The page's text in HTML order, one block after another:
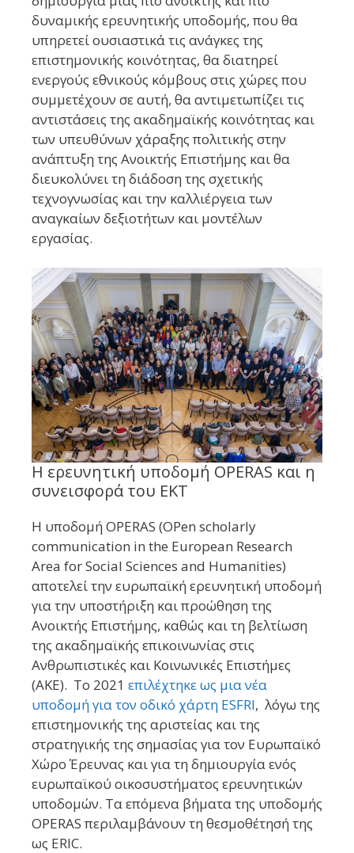
δυναμικής ερευνητικής υποδομής, που θα
υπηρετεί ουσιαστικά τις ανάγκες της
επιστημονικής κοινότητας, θα διατηρεί
ενεργούς εθνικούς κόμβους στις χώρες που
συμμετέχουν σε αυτή, θα αντιμετωπίζει τις
αντιστάσεις της ακαδημαϊκής κοινότητας και
των υπευθύνων χάραξης πολιτικής στην
ανάπτυξη της Ανοικτής Επιστήμης και θα
διευκολύνει τη διάδοση της σχετικής
τεχνογνωσίας και την καλλιέργεια των
αναγκαίων δεξιοτήτων και μοντέλων
εργασίας.
Η ερευνητική υποδομή OPERAS και η
συνεισφορά του ΕΚΤ
Η υποδομή OPERAS (OPen scholarly
communication in the European Research
Area for Social Sciences and Humanities)
αποτελεί την ευρωπαϊκή ερευνητική υποδομή
για την υποστήριξη και προώθηση της
Ανοικτής Επιστήμης, καθώς και τη βελτίωση
της ακαδημαϊκής επικοινωνίας στις
Ανθρωπιστικές και Κοινωνικές Επιστήμες
(ΑΚΕ). Το 2021 επιλέχτηκε ως μια νέα
υποδομή για τον οδικό χάρτη ESFRI, λόγω της
επιστημονικής της αριστείας και της
στρατηγικής της σημασίας για τον Ευρωπαϊκό
Χώρο Έρευνας και για τη δημιουργία ενός
ευρωπαϊκού οικοσυστήματος ερευνητικών
υποδομών. Τα επόμενα βήματα της υποδομής
OPERAS περιλαμβάνουν τη θεσμοθέτησή της
ως ERIC.